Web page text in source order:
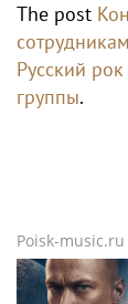
The post
Русский
группы.
Poisk-music.ru